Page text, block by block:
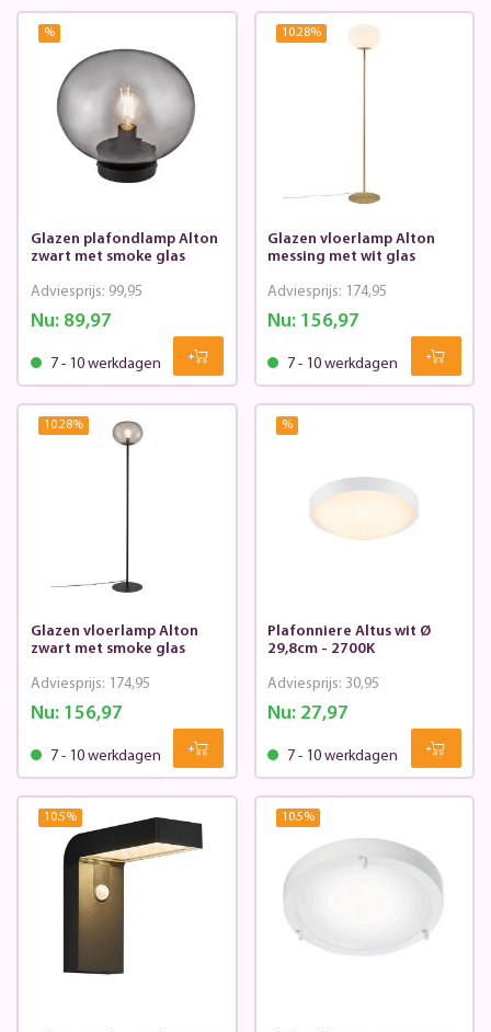
%
Glazen plafondlamp Alton
zwart met smoke glas
Nu:89,97
Adviesprijs: 99,95
7 - 10 werkdagen
10.28%
Glazen vloerlamp Alton
messing met wit glas
Nu: 156,97
Adviesprijs: 174,95
7 - 10 werkdagen
10.28%
Glazen vloerlamp Alton
zwart met smoke glas
Nu:156,97
Adviesprijs: 174,95
7 - 10 werkdagen
%
Plafonniere Altus wit Ø
29,8cm - 2700K
Nu: 27,97
Adviesprijs: 30,95
7 - 10 werkdagen
10.5% 10.5%